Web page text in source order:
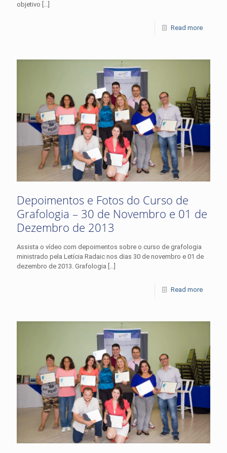
objetivo […]
Read more
Depoimentos e Fotos do Curso de
Grafologia – 30 de Novembro e 01 de
Dezembro de 2013
Assista o vídeo com depoimentos sobre o curso de grafologia
ministrado pela Letícia Radaic nos dias 30 de novembro e 01 de
dezembro de 2013. Grafologia
Read more